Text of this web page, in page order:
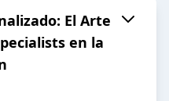
El Arte
en la